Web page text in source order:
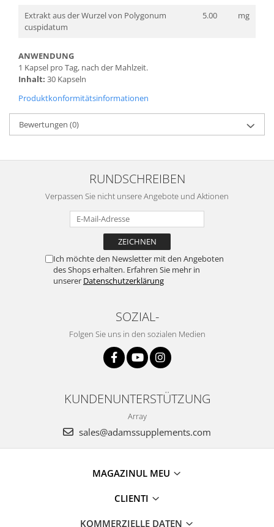
Extrakt aus der Wurzel von Polygonum
cuspidatum
5.00 mg
ANWENDUNG
1 Kapsel pro Tag, nach der Mahlzeit.
Inhalt: 30 Kapseln
Produktkonformitätsinformationen
Bewertungen (0)
RUNDSCHREIBEN
Verpassen Sie nicht unsere Angebote und Aktionen
Ich möchte den Newsletter mit den Angeboten
des Shops erhalten. Erfahren Sie mehr in
unserer Datenschutzerklärung
SOZIAL-
Folgen Sie uns in den sozialen Medien
KUNDENUNTERSTÜTZUNG
Array
sales@adamssupplements.com
MAGAZINUL MEU
CLIENTI
KOMMERZIELLE DATEN